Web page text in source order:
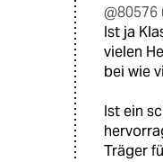
Ist ja
vielen
bei wie
Ist ein
Träger